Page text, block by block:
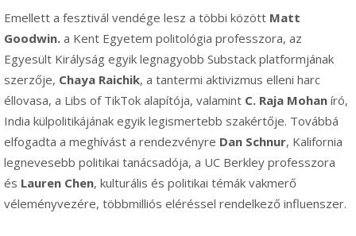
Emellett a fesztivál vendége lesz a többi között Matt
Goodwin. a Kent Egyetem politológia professzora, az
Egyesült Királyság egyik legnagyobb Substack platformjának
szerzője, Chaya Raichik, a tantermi aktivizmus elleni harc
éllovasa, a Libs of TikTok alapítója, valamint C. Raja Mohan író,
India külpolitikájának egyik legismertebb szakértője. Továbbá
elfogadta a meghívást a rendezvényre Dan Schnur, Kalifornia
legnevesebb politikai tanácsadója, a UC Berkley professzora
és Lauren Chen, kulturális és politikai témák vakmerő
véleményvezére, többmilliós eléréssel rendelkező influenszer.